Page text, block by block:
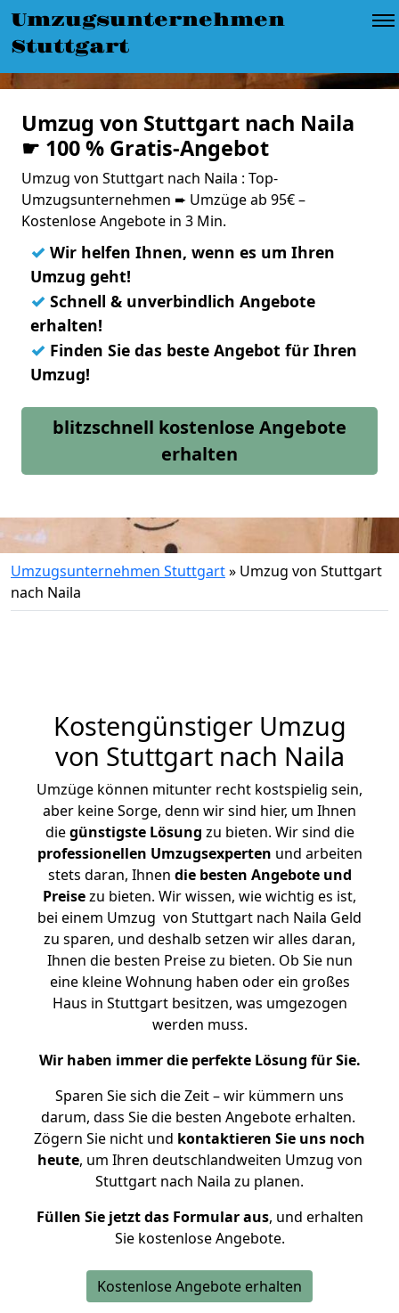
Umzugsunternehmen
Stuttgart
Umzug von Stuttgart nach Naila
☛ 100 % Gratis-Angebot
Umzug von Stuttgart nach Naila : Top-
Umzugsunternehmen ➨ Umzüge ab 95€ –
Kostenlose Angebote in 3 Min.
✓ Wir helfen Ihnen, wenn es um Ihren
Umzug geht!
✓ Schnell & unverbindlich Angebote
erhalten!
✓ Finden Sie das beste Angebot für Ihren
Umzug!
blitzschnell kostenlose Angebote
erhalten
Umzugsunternehmen Stuttgart» Umzug von Stuttgart
nach Naila
Kostengünstiger Umzug
von Stuttgart nach Naila
Umzüge können mitunter recht kostspielig sein,
aber keine Sorge, denn wir sind hier, um Ihnen
diegünstigste Lösung zu bieten. Wir sind die
professionellen Umzugsexperten und arbeiten
stets daran, Ihnen die besten Angebote und
Preisezu bieten. Wir wissen, wie wichtig es ist,
bei einem Umzug von Stuttgart nach Naila Geld
zu sparen, und deshalb setzen wir alles daran,
Ihnen die besten Preise zu bieten. Ob Sie nun
eine kleine Wohnung haben oder ein großes
Haus in Stuttgart besitzen, was umgezogen
werden muss.
Wir haben immer die perfekte Lösung für Sie.
Sparen Sie sich die Zeit – wir kümmern uns
darum, dass Sie die besten Angebote erhalten.
Zögern Sie nicht und kontaktieren Sie uns noch
heute, um Ihren deutschlandweiten Umzug von
Stuttgart nach Naila zu planen.
Füllen Sie jetzt das Formular aus, und erhalten
Sie kostenlose Angebote.
Kostenlose Angebote erhalten